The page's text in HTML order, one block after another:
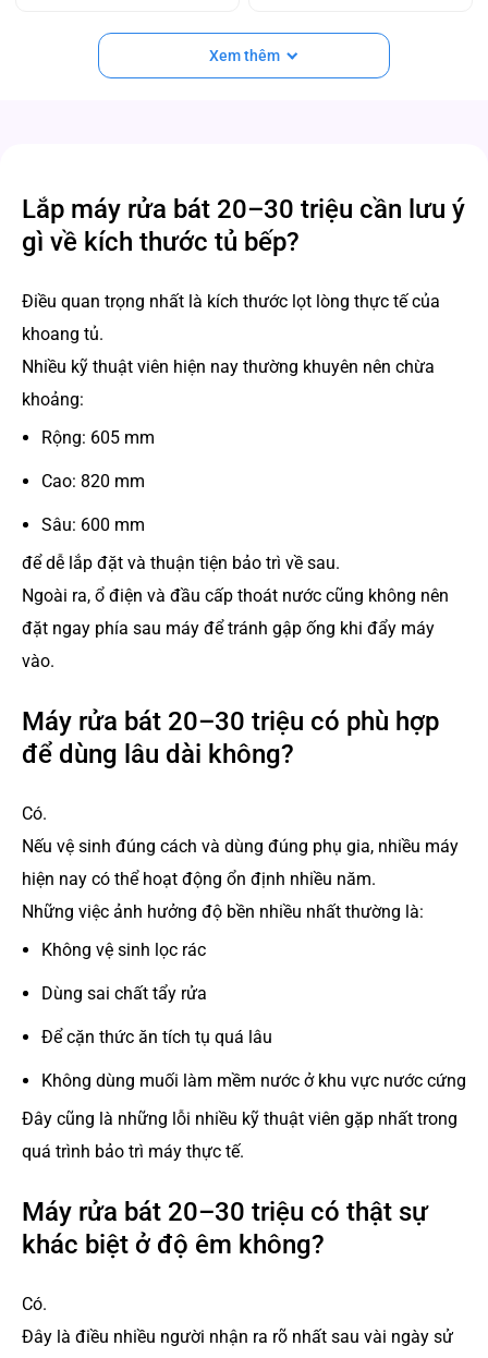
Xem thêm
Lắp máy rửa bát 20–30 triệu cần lưu ý
gì về kích thước tủ bếp?
Điều quan trọng nhất là kích thước lọt lòng thực tế của
khoang tủ.
Nhiều kỹ thuật viên hiện nay thường khuyên nên chừa
khoảng:
Rộng: 605 mm
Cao: 820 mm
Sâu: 600 mm
để dễ lắp đặt và thuận tiện bảo trì về sau.
Ngoài ra, ổ điện và đầu cấp thoát nước cũng không nên
đặt ngay phía sau máy để tránh gập ống khi đẩy máy
vào.
Máy rửa bát 20–30 triệu có phù hợp
để dùng lâu dài không?
Có.
Nếu vệ sinh đúng cách và dùng đúng phụ gia, nhiều máy
hiện nay có thể hoạt động ổn định nhiều năm.
Những việc ảnh hưởng độ bền nhiều nhất thường là:
Không vệ sinh lọc rác
Dùng sai chất tẩy rửa
Để cặn thức ăn tích tụ quá lâu
Không dùng muối làm mềm nước ở khu vực nước cứng
Đây cũng là những lỗi nhiều kỹ thuật viên gặp nhất trong
quá trình bảo trì máy thực tế.
Máy rửa bát 20–30 triệu có thật sự
khác biệt ở độ êm không?
Có.
Đây là điều nhiều người nhận ra rõ nhất sau vài ngày sử